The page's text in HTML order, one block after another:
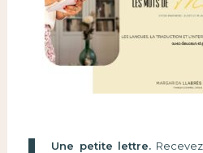
Une petite lettre.